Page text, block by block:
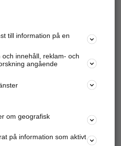
platser.
företagsinfo mm.
företaget
igång och annonsera mot
nära dig.
till information på en
innehåll, reklam- och
angående
om geografisk
på information som aktivt